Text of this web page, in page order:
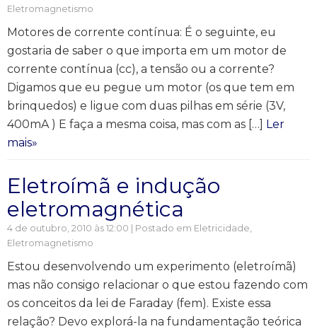
Eletromagnetismo
Motores de corrente contínua: É o seguinte, eu
gostaria de saber o que importa em um motor de
corrente contínua (cc), a tensão ou a corrente?
Digamos que eu pegue um motor (os que tem em
brinquedos) e ligue com duas pilhas em série (3V,
400mA ) E faça a mesma coisa, mas com as […] Ler
mais»
Eletroímã e indução
eletromagnética
4 de outubro, 2010 às 12:00 | Postado em Eletricidade,
Eletromagnetismo
Estou desenvolvendo um experimento (eletroímã)
mas não consigo relacionar o que estou fazendo com
os conceitos da lei de Faraday (fem). Existe essa
relação? Devo explorá-la na fundamentação teórica